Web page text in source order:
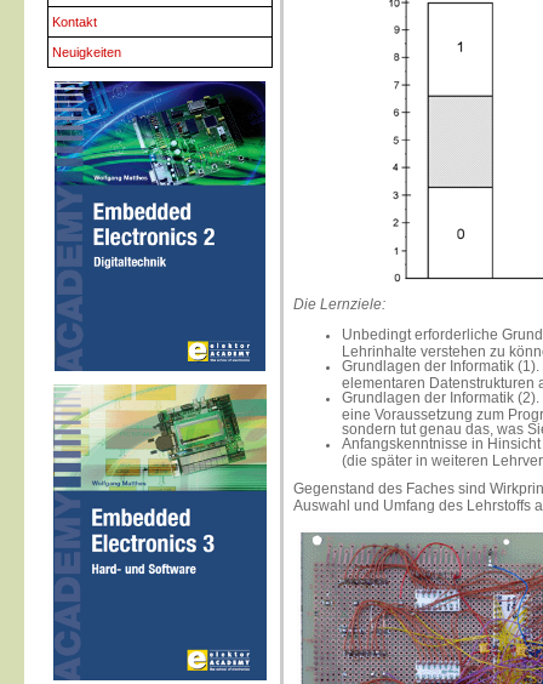
Kontakt
Neuigkeiten
Die Lernziele:
Unbedingt erforderliche
Lehrinhalte verstehen zu
Grundlagen der Informatik
elementaren Datenstrukturen
Grundlagen der Informatik
eine Voraussetzung zum
sondern tut genau das, was
Anfangskenntnisse in
(die später in weiteren
Gegenstand des Faches sind
Auswahl und Umfang des Lehrstoffs